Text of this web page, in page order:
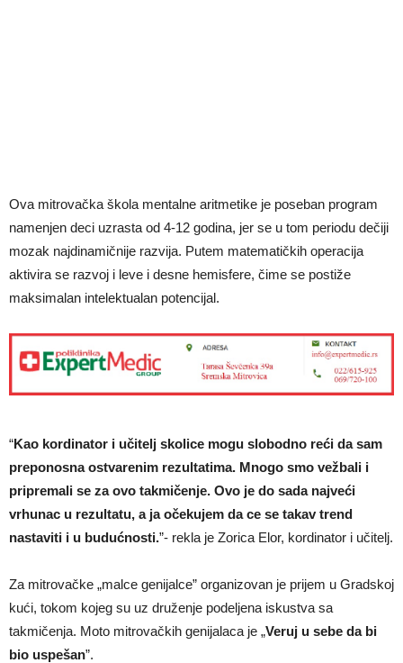
Ova mitrovačka škola mentalne aritmetike je poseban program
namenjen deci uzrasta od 4-12 godina, jer se u tom periodu dečiji
mozak najdinamičnije razvija. Putem matematičkih operacija
aktivira se razvoj i leve i desne hemisfere, čime se postiže
maksimalan intelektualan potencijal.
“Kao kordinator i učitelj skolice mogu slobodno reći da sam
preponosna ostvarenim rezultatima. Mnogo smo vežbali i
pripremali se za ovo takmičenje. Ovo je do sada najveći
vrhunac u rezultatu, a ja očekujem da ce se takav trend
nastaviti i u budućnosti.”- rekla je Zorica Elor, kordinator i učitelj.
Za mitrovačke „malce genijalce” organizovan je prijem u Gradskoj
kući, tokom kojeg su uz druženje podeljena iskustva sa
takmičenja. Moto mitrovačkih genijalaca je „Veruj u sebe da bi
bio uspešan”.